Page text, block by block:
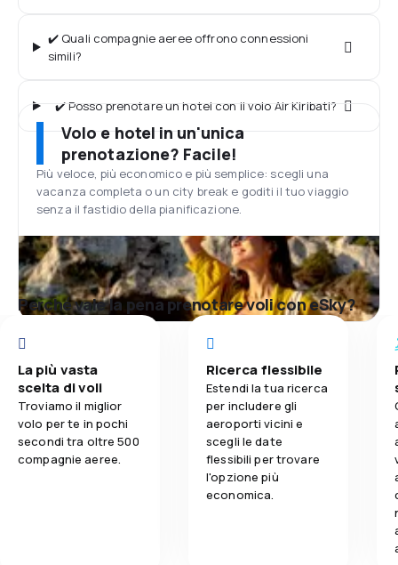
✔️ Quali compagnie aeree offrono connessioni
simili?
✔️ Posso prenotare un hotel con il volo Air Kiribati?
Volo e hotel in un'unica
prenotazione? Facile!
Più veloce, più economico e più semplice: scegli una
vacanza completa o un city break e goditi il tuo viaggio
senza il fastidio della pianificazione.
Perché vale la pena prenotare voli con eSky?
La più vasta
scelta di voli
Troviamo il miglior
volo per te in pochi
secondi tra oltre 500
compagnie aeree.
Ricerca flessibile
Estendi la tua ricerca
per includere gli
aeroporti vicini e
scegli le date
flessibili per trovare
l'opzione più
economica.